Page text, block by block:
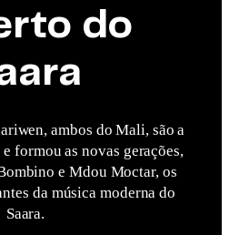
do
ambos do Mali, são a
formou as novas gerações,
e Mdou Moctar, os
da música moderna do
Saara.